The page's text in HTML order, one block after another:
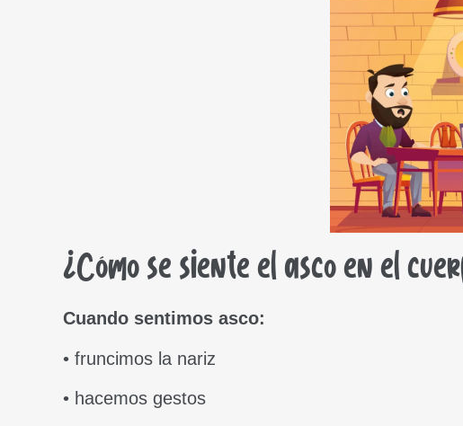
¿Cómo se siente el asco en el
Cuando sentimos asco:
• fruncimos la nariz
• hacemos gestos